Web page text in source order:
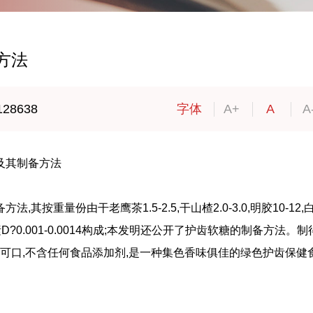
法
字体 A+ A
其制备方法
法,其按重量份由干老鹰茶1.5-2.5,干山楂2.0-3.0,明胶10-12,
0.0014构成;本发明还公开了护齿软糖的制备方法。制
口,不含任何食品添加剂,是一种集色香味俱佳的绿色护齿保健